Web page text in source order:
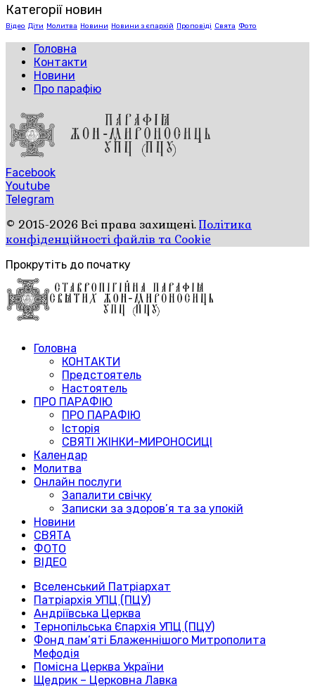
Категорії новин
Відео Діти Молитва Новини Новини з єпархій Проповіді Свята Фото
Головна
Контакти
Новини
Про парафію
Facebook
Youtube
Telegram
© 2015-2026 Всі права захищені.Політика
конфіденційності файлів та Cookie
Прокрутіть до початку
Головна
КОНТАКТИ
Предстоятель
Настоятель
ПРО ПАРАФІЮ
ПРО ПАРАФІЮ
Історія
СВЯТІ ЖІНКИ-МИРОНОСИЦІ
Календар
Молитва
Онлайн послуги
Запалити свічку
Записки за здоров’я та за упокій
Новини
СВЯТА
ФОТО
ВІДЕО
Вселенський Патріархат
Патріархія УПЦ (ПЦУ)
Андріївська Церква
Тернопільська Єпархія УПЦ (ПЦУ)
Фонд пам’яті Блаженнішого Митрополита
Мефодія
Помісна Церква України
Щедрик – Церковна Лавка